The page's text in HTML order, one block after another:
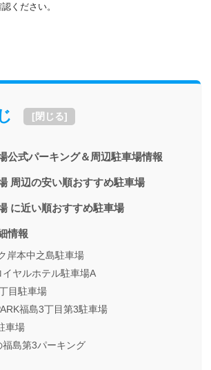
ください。
[閉じる]
公式パーキング＆周辺駐車場情報
周辺の安い順おすすめ駐車場
に近い順おすすめ駐車場
情報
岸本中之島駐車場
イヤルホテル駐車場A
目駐車場
福島3丁目第3駐車場
車場
島第3パーキング